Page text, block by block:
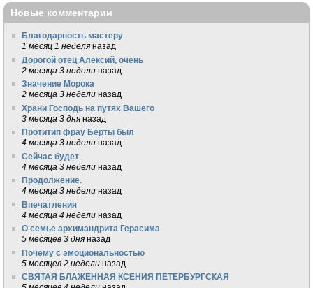
Новые комментарии
Благодарность мастеру
1 месяц 1 неделя назад
Дорогой отец Алексий, очень
2 месяца 3 недели назад
Значение Морока
2 месяца 3 недели назад
Храни Господь на путях Вашего
3 месяца 3 дня назад
Протитип фрау Берты был
4 месяца 3 недели назад
Сейчас будет
4 месяца 3 недели назад
Продолжение.
4 месяца 3 недели назад
Впечатления
4 месяца 4 недели назад
О семье архимандрита Герасима
5 месяцев 3 дня назад
Почему с эмоциональностью
5 месяцев 2 недели назад
СВЯТАЯ БЛАЖЕННАЯ КСЕНИЯ ПЕТЕРБУРГСКАЯ